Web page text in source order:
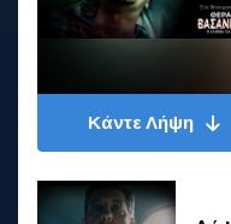
Κάντε Λήψη